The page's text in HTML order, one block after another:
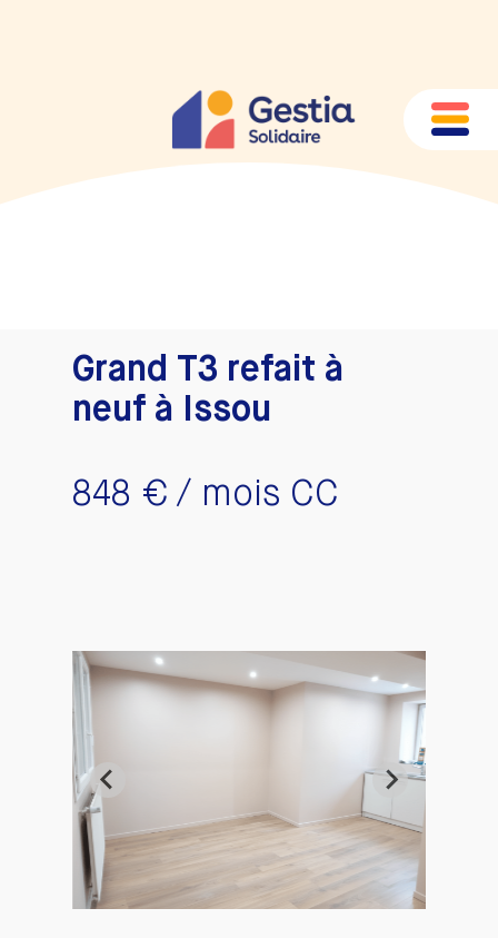
Grand T3 refait à
neuf à Issou
848 € / mois CC